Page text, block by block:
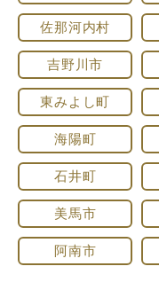
佐那河内村
吉野川市
東みよし町
海陽町
石井町
美馬市
阿南市